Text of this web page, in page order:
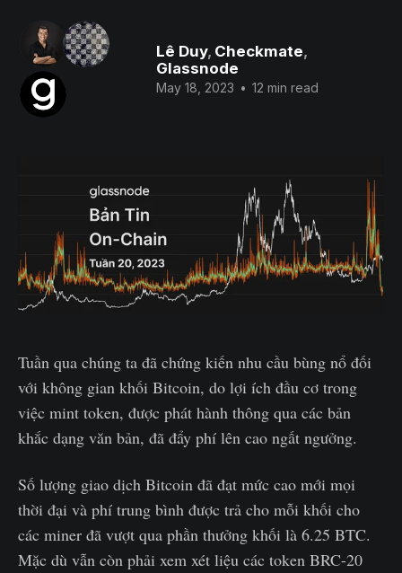
Lê Duy, Checkmate,
Glassnode
May 18, 2023 • 12 min read
Tuần qua chúng ta đã chứng kiến nhu cầu bùng nổ đối
với không gian khối Bitcoin, do lợi ích đầu cơ trong
việc mint token, được phát hành thông qua các bản
khắc dạng văn bản, đã đẩy phí lên cao ngất ngưởng.
Số lượng giao dịch Bitcoin đã đạt mức cao mới mọi
thời đại và phí trung bình được trả cho mỗi khối cho
các miner đã vượt qua phần thưởng khối là 6.25 BTC.
Mặc dù vẫn còn phải xem xét liệu các token BRC-20